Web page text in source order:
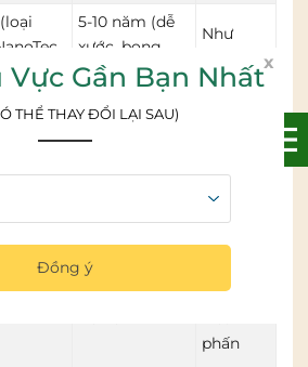
5-10 năm (dễ
xước, bong
sơn)
Như
Tốt tự nhiên
họa
Thấp hơn (chủ
Bảng
viết bút
Bảng
phấn
x
Vực Gần Bạn Nhất
THỂ THAY ĐỔI LẠI SAU)
Đồng ý